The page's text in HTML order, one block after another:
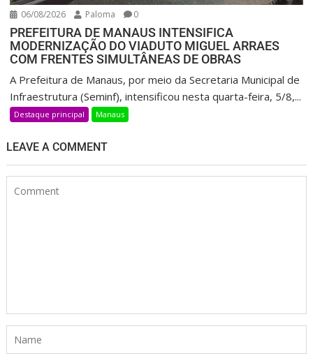
06/08/2026 Paloma 0
PREFEITURA DE MANAUS INTENSIFICA
MODERNIZAÇÃO DO VIADUTO MIGUEL ARRAES
COM FRENTES SIMULTÂNEAS DE OBRAS
A Prefeitura de Manaus, por meio da Secretaria Municipal de
Infraestrutura (Seminf), intensificou nesta quarta-feira, 5/8,...
Destaque principal Manaus
LEAVE A COMMENT